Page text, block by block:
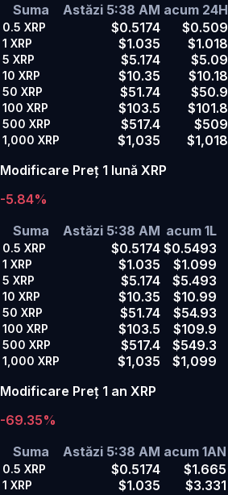
Suma
Astăzi 5:38 AM acum 24H
0.5 XRP $0.5174 $0.509
1 XRP $1.035 $1.018
5 XRP $5.174 $5.09
10 XRP $10.35 $10.18
50 XRP $51.74 $50.9
100 XRP $103.5 $101.8
500 XRP $517.4 $509
1,000 XRP $1,035
$1,018
Modificare Preț 1 lună XRP
-5.84%
Suma
Astăzi 5:38 AM acum 1L
0.5 XRP $0.5174 $0.5493
1 XRP $1.035 $1.099
5 XRP $5.174 $5.493
10 XRP $10.35 $10.99
50 XRP $51.74 $54.93
100 XRP $103.5 $109.9
500 XRP $517.4 $549.3
1,000 XRP $1,035
$1,099
Modificare Preț 1 an XRP
-69.35%
Suma
Astăzi 5:38 AM acum 1AN
0.5 XRP $0.5174 $1.665
1 XRP $1.035 $3.331